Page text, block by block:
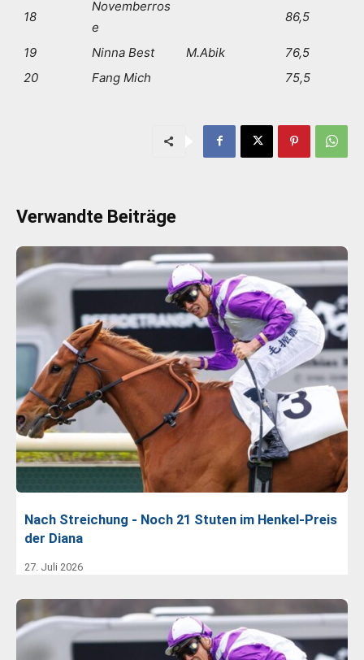
18
Novemberros
e
86,5
19 Ninna Best M.Abik
76,5
20
Fang Mich 75,5
Verwandte Beiträge
Nach Streichung - Noch 21 Stuten im Henkel-Preis
der Diana
27. Juli 2026